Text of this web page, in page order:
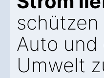
schützen
Auto und
Umwelt